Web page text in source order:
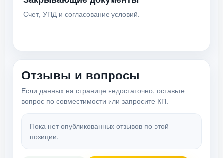
Счет, УПД и согласование условий.
Отзывы и вопросы
Если данных на странице недостаточно, оставьте
вопрос по совместимости или запросите КП.
Пока нет опубликованных отзывов по этой
позиции.